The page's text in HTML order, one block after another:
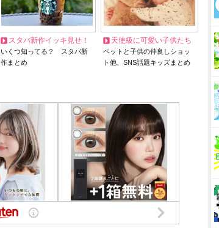
スタバ新作イッキ見せ！
いくつ知ってる？ スタバ新
作まとめ
天使級に可愛い子供たち
ペットと子供の仲良しショッ
ト他、SNS話題キッズまとめ